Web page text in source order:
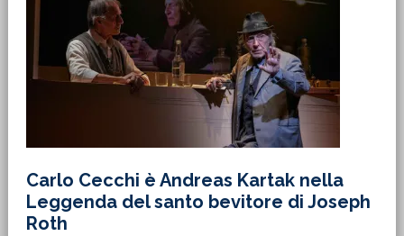
Carlo Cecchi è Andreas Kartak nella
Leggenda del santo bevitore di Joseph
Roth